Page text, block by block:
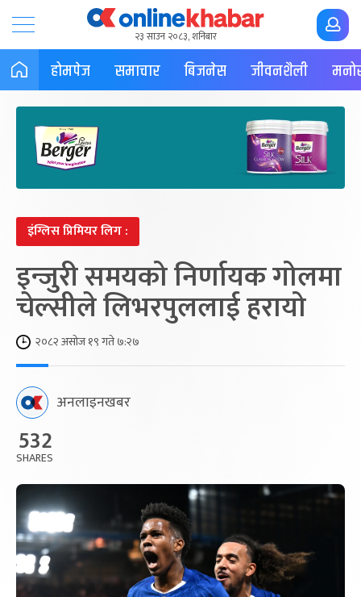
२३ साउन २०८३, शनिबार
होमपेज समाचार बिजनेस जीवनशैली
इंग्लिस प्रिमियर लिग :
इन्जुरी समयको निर्णायक गोलमा
चेल्सीले लिभरपुललाई हरायो
२०८२ असोज १९ गते ७:२७
अनलाइनखबर
532
SHARES